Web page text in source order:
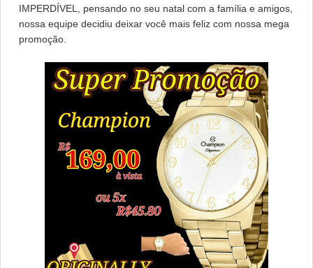
IMPERDÍVEL, pensando no seu natal com a família e amigos,
nossa equipe decidiu deixar você mais feliz com nossa mega
promoção.